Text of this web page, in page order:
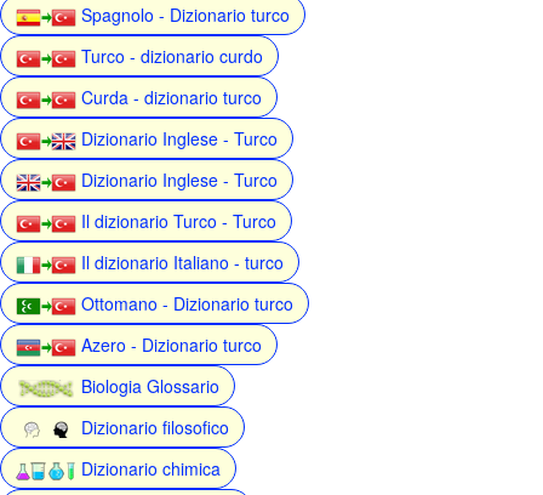
Spagnolo - Dizionario turco
Turco - dizionario curdo
Curda - dizionario turco
Dizionario Inglese - Turco
Dizionario Inglese - Turco
Il dizionario Turco - Turco
Il dizionario Italiano - turco
Ottomano - Dizionario turco
Azero - Dizionario turco
Biologia Glossario
Dizionario filosofico
Dizionario chimica